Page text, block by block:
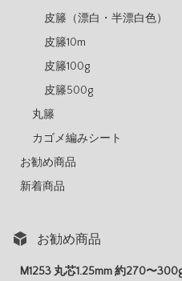
皮籐（漂白・半漂白色）
皮籐10m
皮籐100g
皮籐500g
丸籐
カゴメ編みシート
お勧め商品
新着商品
お勧め商品
M1253 丸芯1.25mm 約270〜